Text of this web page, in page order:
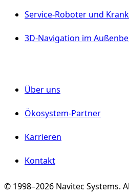
Service-Roboter und
3D-Navigation im
Über uns
Ökosystem-Partner
Karrieren
Kontakt
© 1998–⁠2026 Navitec Systems.